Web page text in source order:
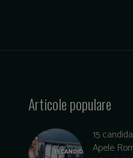
Articole populare
15
Apele